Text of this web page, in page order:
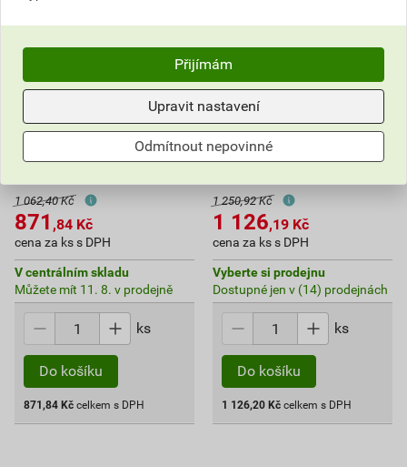
Ventilátor Klimatom Primo
1 062,40 Kč
871 ,84 Kč
cena za ks s DPH
V centrálním skladu
Můžete mít 11. 8. v prodejně
ks
Do košíku
871,84 Kč celkem s DPH
Ventilátor Klimatom Primo
1 250,92 Kč
1 126,19 Kč
cena za ks s DPH
Vyberte si prodejnu
Dostupné jen v (14) prodejnách
ks
Do košíku
1 126,20 Kč celkem s DPH
Přijímám
Upravit nastavení
Odmítnout nepovinné